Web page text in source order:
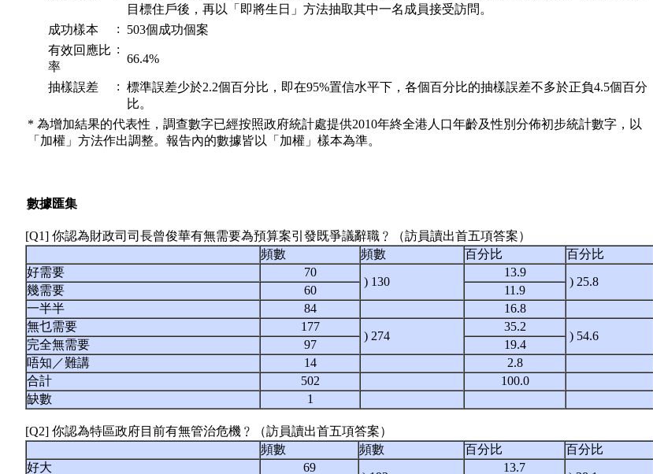
目標住戶後，再以「即將生日」方法抽取其中一名成員接受訪問。
成功樣本
:
503個成功個案
有效回應比
率
:
66.4%
抽樣誤差 : 標準誤差少於2.2個百分比，即在95%置信水平下，各個百分比的抽樣誤差不多於正負4.5個百分
比。
* 為增加結果的代表性，調查數字已經按照政府統計處提供2010年終全港人口年齡及性別分佈初步統計數字，以
「加權」方法作出調整。報告內的數據皆以「加權」樣本為準。
數據匯集
[Q1] 你認為財政司司長曾俊華有無需要為預算案引發既爭議辭職﹖（訪員讀出首五項答案）
頻數
頻數 百分比
百分比
好需要
70
) 130
13.9
) 25.8
幾需要 60
11.9
一半半
84
16.8
無乜需要
177
) 274
35.2
) 54.6
完全無需要 97
19.4
唔知／難講
14
2.8
合計
502
100.0
缺數
1
[Q2] 你認為特區政府目前有無管治危機﹖（訪員讀出首五項答案）
頻數
頻數 百分比
百分比
好大
69 13.7